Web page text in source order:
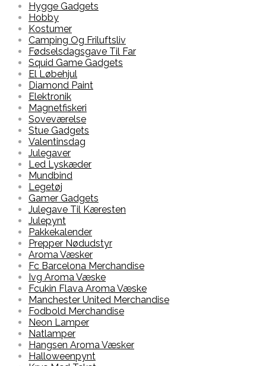
Hygge Gadgets
Hobby
Kostumer
Camping Og Friluftsliv
Fødselsdagsgave Til Far
Squid Game Gadgets
El Løbehjul
Diamond Paint
Elektronik
Magnetfiskeri
Soveværelse
Stue Gadgets
Valentinsdag
Julegaver
Led Lyskæder
Mundbind
Legetøj
Gamer Gadgets
Julegave Til Kæresten
Julepynt
Pakkekalender
Prepper Nødudstyr
Aroma Væsker
Fc Barcelona Merchandise
Ivg Aroma Væske
Fcukin Flava Aroma Væske
Manchester United Merchandise
Fodbold Merchandise
Neon Lamper
Natlamper
Hangsen Aroma Væsker
Halloweenpynt